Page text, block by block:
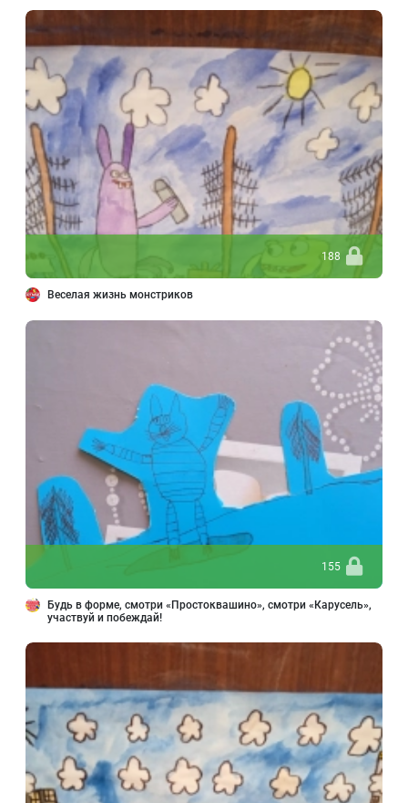
188
Веселая жизнь монстриков
155
Будь в форме, смотри «Простоквашино», смотри «Карусель»,
участвуй и побеждай!